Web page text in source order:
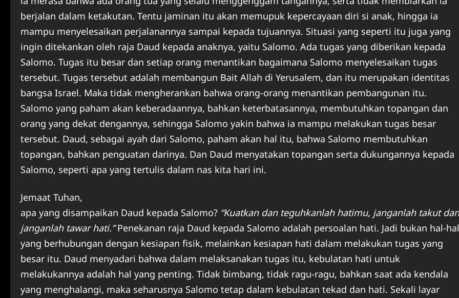
berjalan dalam ketakutan. Tentu jaminan itu akan memupuk kepercayaan diri si anak, hingga ia
mampu menyelesaikan perjalanannya sampai kepada tujuannya. Situasi yang seperti itu juga yang
ingin ditekankan oleh raja Daud kepada anaknya, yaitu Salomo. Ada tugas yang diberikan kepada
Salomo. Tugas itu besar dan setiap orang menantikan bagaimana Salomo menyelesaikan tugas
tersebut. Tugas tersebut adalah membangun Bait Allah di Yerusalem, dan itu merupakan identitas
bangsa Israel. Maka tidak mengherankan bahwa orang-orang menantikan pembangunan itu.
Salomo yang paham akan keberadaannya, bahkan keterbatasannya, membutuhkan topangan dan
orang yang dekat dengannya, sehingga Salomo yakin bahwa ia mampu melakukan tugas besar
tersebut. Daud, sebagai ayah dari Salomo, paham akan hal itu, bahwa Salomo membutuhkan
topangan, bahkan penguatan darinya. Dan Daud menyatakan topangan serta dukungannya kepada
Salomo, seperti apa yang tertulis dalam nas kita hari ini.
Jemaat Tuhan,
apa yang disampaikan Daud kepada Salomo? “Kuatkan dan teguhkanlah hatimu, janganlah takut dan
janganlah tawar hati.”Penekanan raja Daud kepada Salomo adalah persoalan hati. Jadi bukan hal-hal
yang berhubungan dengan kesiapan fisik, melainkan kesiapan hati dalam melakukan tugas yang
besar itu. Daud menyadari bahwa dalam melaksanakan tugas itu, kebulatan hati untuk
melakukannya adalah hal yang penting. Tidak bimbang, tidak ragu-ragu, bahkan saat ada kendala
yang menghalangi, maka seharusnya Salomo tetap dalam kebulatan tekad dan hati. Sekali layar